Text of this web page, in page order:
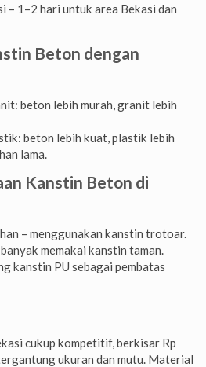
– 1–2 hari untuk area Bekasi dan
Beton dengan
beton lebih murah, granit lebih
beton lebih kuat, plastik lebih
lama.
Kanstin Beton di
– menggunakan kanstin trotoar.
memakai kanstin taman.
kanstin PU sebagai pembatas
cukup kompetitif, berkisar Rp
ukuran dan mutu. Material